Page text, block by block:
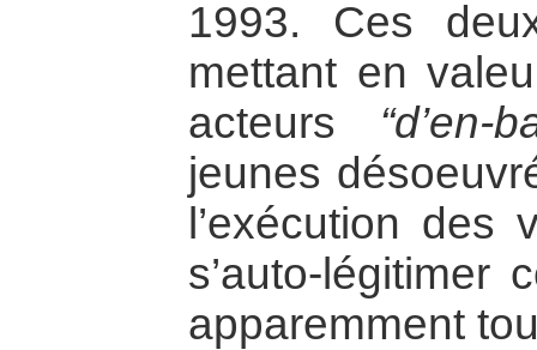
1993. Ces
mettant en
acteurs “d’en-
jeunes
l’exécution des
s’auto-légitimer
apparemment